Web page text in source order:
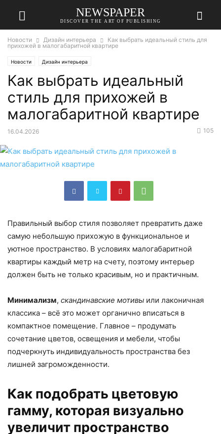
NEWSPAPER
DISCOVER THE ART OF PUBLISHING
Новости Дизайн интерьера
Как выбрать идеальный стиль для
прихожей в малогабаритной квартире
Новости Дизайн интерьера
Как выбрать идеальный
стиль для прихожей в
малогабаритной квартире
16.04.2026 105
Правильный выбор стиля позволяет превратить даже
самую небольшую прихожую в функциональное и
уютное пространство. В условиях малогабаритной
квартиры каждый метр на счету, поэтому интерьер
должен быть не только красивым, но и практичным.
Минимализм, скандинавские мотивы или лаконичная
классика – всё это может органично вписаться в
компактное помещение. Главное – продумать
сочетание цветов, освещения и мебели, чтобы
подчеркнуть индивидуальность пространства без
лишней загроможденности.
Как подобрать цветовую
гамму, которая визуально
увеличит пространство